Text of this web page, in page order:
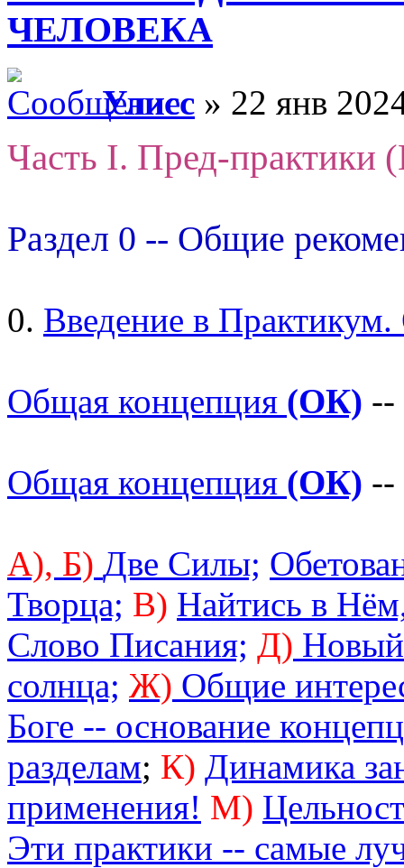
ЧЕЛОВЕКА
Улисс » 22 янв
Часть I. Пред-практики
Раздел 0 -- Общие
0. Введение в
Общая концепция (ОК) --
Общая концепция (ОК) --
А), Б) Две Силы;
Творца; В) Найтись в
Слово Писания; Д) Новый
солнца; Ж) Общие
Боге -- основание
разделам; К) Динамика
применения! М)
Эти практики -- самые